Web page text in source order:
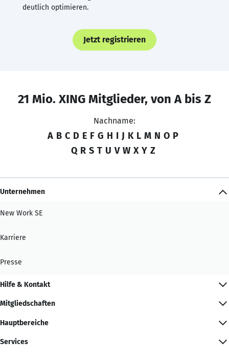
deutlich optimieren.
Jetzt registrieren
21 Mio. XING Mitglieder, von A bis Z
Nachname:
A B C D E F G H I J K L M N O P
Q R S T U V W X Y Z
Unternehmen
New Work SE
Karriere
Presse
Hilfe & Kontakt
Mitgliedschaften
Hauptbereiche
Services